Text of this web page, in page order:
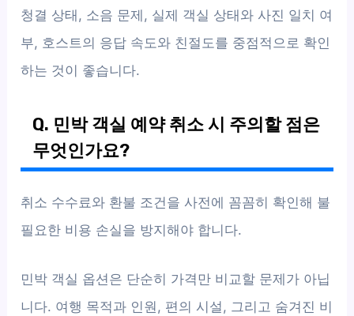
청결 상태, 소음 문제, 실제 객실 상태와 사진 일치 여
부, 호스트의 응답 속도와 친절도를 중점적으로 확인
하는 것이 좋습니다.
Q. 민박 객실 예약 취소 시 주의할 점은
무엇인가요?
취소 수수료와 환불 조건을 사전에 꼼꼼히 확인해 불
필요한 비용 손실을 방지해야 합니다.
민박 객실 옵션은 단순히 가격만 비교할 문제가 아닙
니다. 여행 목적과 인원, 편의 시설, 그리고 숨겨진 비